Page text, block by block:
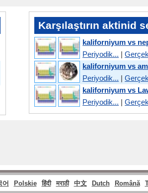
Karşılaştırın aktinid
kaliforniyum vs
Periyodik... |
kaliforniyum vs
Periyodik... |
kaliforniyum vs
Periyodik... |
어 Polskie हिंदी मराठी 中文 Dutch Română